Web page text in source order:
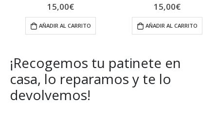
out of 5
15,00€
AÑADIR AL CARRITO
out of 5
15,00€
AÑADIR AL CARRITO
¡Recogemos tu patinete en
casa, lo reparamos y te lo
devolvemos!